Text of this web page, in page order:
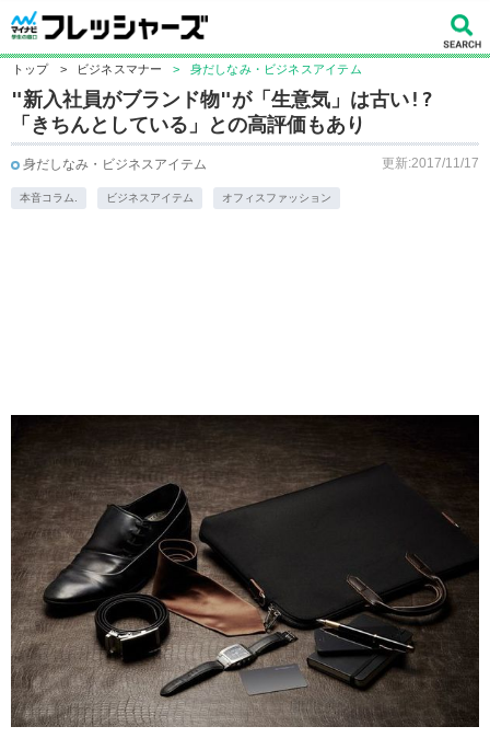
トップ > ビジネスマナー > 身だしなみ・ビジネスアイテム
"新入社員がブランド物"が「生意気」は古い!?
「きちんとしている」との高評価もあり
身だしなみ・ビジネスアイテム 更新:2017/11/17
本音コラム. ビジネスアイテム オフィスファッション